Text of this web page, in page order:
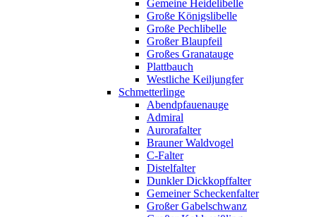
Gemeine Heidelibelle
Große Königslibelle
Große Pechlibelle
Großer Blaupfeil
Großes Granatauge
Plattbauch
Westliche Keiljungfer
Schmetterlinge
Abendpfauenauge
Admiral
Aurorafalter
Brauner Waldvogel
C-Falter
Distelfalter
Dunkler Dickkopffalter
Gemeiner Scheckenfalter
Großer Gabelschwanz